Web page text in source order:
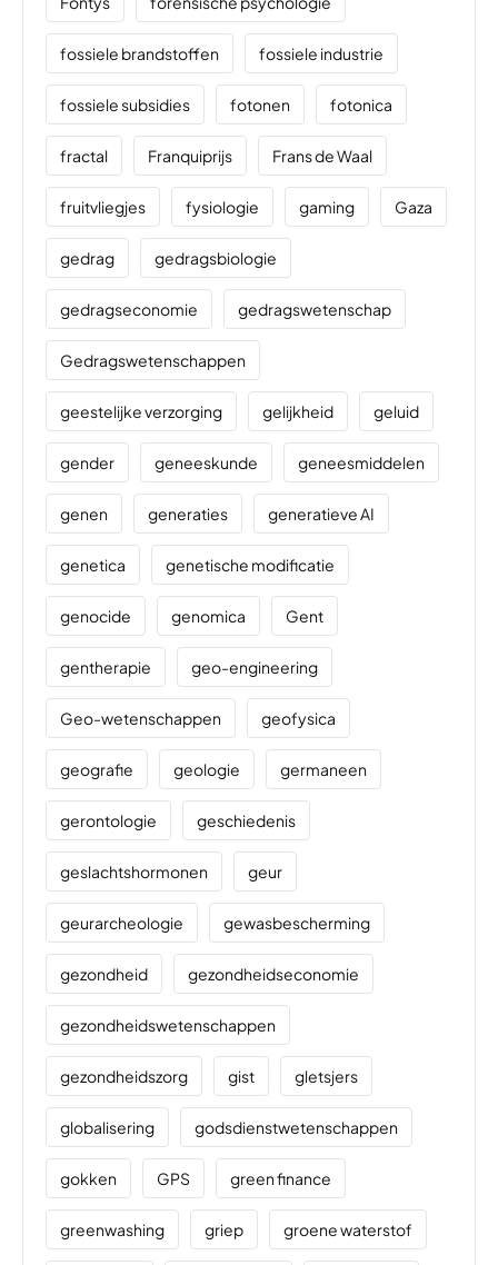
fossiele brandstoffen fossiele industrie
fossiele subsidies fotonen fotonica
fractal Franquiprijs Frans de Waal
fruitvliegjes fysiologie gaming Gaza
gedrag gedragsbiologie
gedragseconomie gedragswetenschap
Gedragswetenschappen
geestelijke verzorging gelijkheid geluid
gender geneeskunde geneesmiddelen
genen generaties generatieve AI
genetica genetische modificatie
genocide genomica Gent
gentherapie geo-engineering
Geo-wetenschappen geofysica
geografie geologie germaneen
gerontologie geschiedenis
geslachtshormonen geur
geurarcheologie gewasbescherming
gezondheid gezondheidseconomie
gezondheidswetenschappen
gezondheidszorg gist gletsjers
globalisering godsdienstwetenschappen
gokken GPS green finance
greenwashing griep groene waterstof